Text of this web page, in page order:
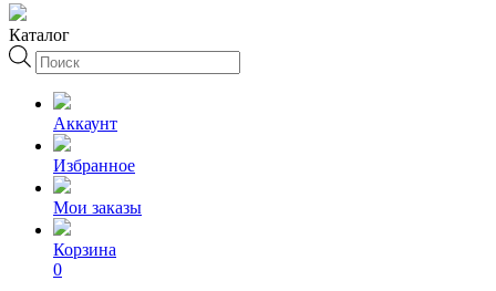
Каталог
Поиск
товаров
Аккаунт
Избранное
Мои заказы
Корзина
0